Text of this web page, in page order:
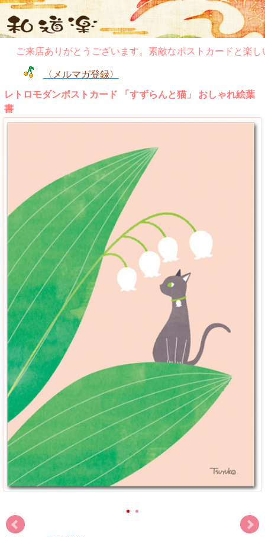
ご来店ありがとうございます。素敵なポストカードと楽しい
〈メルマガ登録〉
レトロモダンポストカード 「すずらんと猫」 おしゃれ絵葉
書